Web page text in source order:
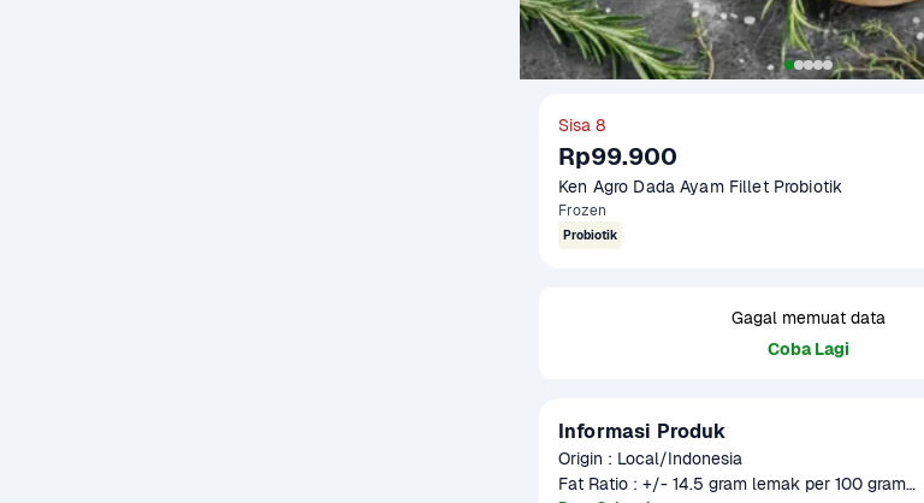
Sisa 8
Rp99.900
Ken Agro Dada Ayam Fillet Probiotik
Frozen
Probiotik
Gagal memuat data
Coba Lagi
Informasi Produk
Origin : Local/Indonesia
Fat Ratio : +/- 14.5 gram lemak per 100 gram